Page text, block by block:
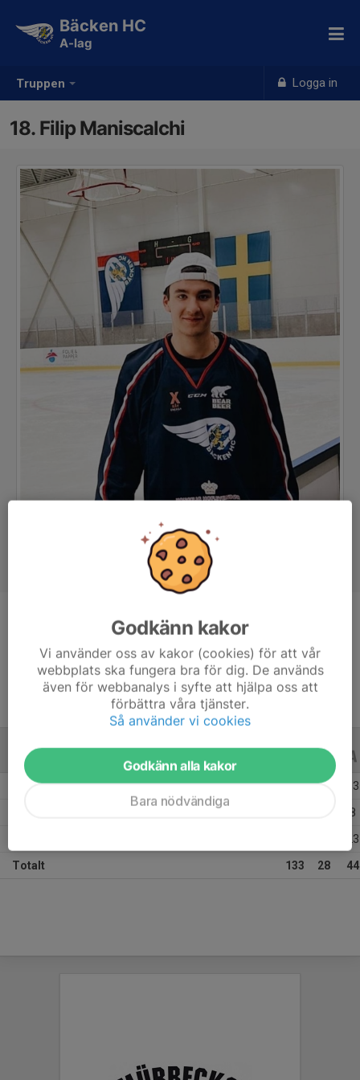
Truppen Logga in
Bäcken HC
A-lag
18. Filip Maniscalchi
Back
Ålder
22 år
ALLA SERIER ALLA ÅR
Säsongen 25/26 45 10 13
8
23
Totalt 133 28 44
Godkänn kakor
Vi använder oss av kakor (cookies) för att vår
webbplats ska fungera bra för dig. De används
även för webbanalys i syfte att hjälpa oss att
förbättra våra tjänster.
Så använder vi cookies
Godkänn alla kakor
Bara nödvändiga